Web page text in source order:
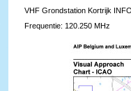
VHF Grondstation Kortrijk
Frequentie: 120.250 MHz